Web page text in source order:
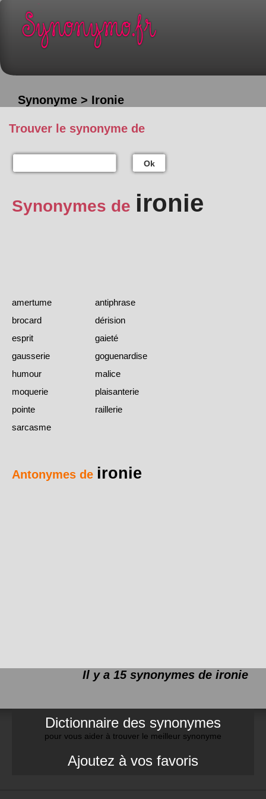
Synonyme > Ironie
Trouver le synonyme de
Ok
Synonymes de ironie
amertume
antiphrase
brocard
dérision
esprit
gaieté
gausserie
goguenardise
humour
malice
moquerie
plaisanterie
pointe
raillerie
sarcasme
Antonymes de ironie
Il y a 15 synonymes de ironie
Dictionnaire des synonymes
pour vous aider à trouver le meilleur synonyme
Ajoutez à vos favoris